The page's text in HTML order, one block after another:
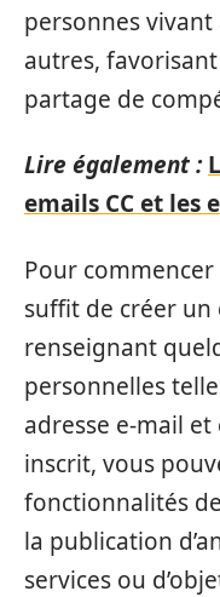
personnes
autres,
partage de
Lire également :
emails CC et les
Pour
suffit de créer un
renseignant
personnelles
adresse e-mail
inscrit, vous
fonctionnalités
la publication
services ou